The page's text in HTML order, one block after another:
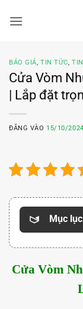
qua
BÁO GIÁ,TIN TỨC,
Cửa Vòm
| Lắp đặt
ĐĂNG VÀO 15/10/2024
Mục lục
Cửa Vòm